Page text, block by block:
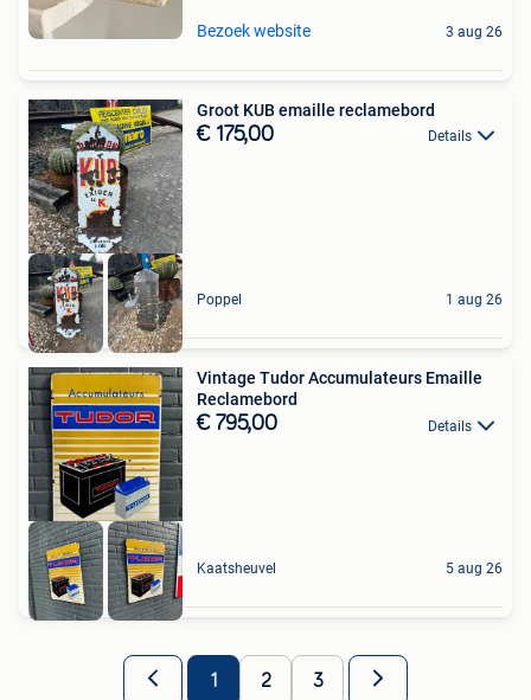
Bezoek website 3 aug 26
Groot KUB emaille reclamebord
€ 175,00 Details
Poppel 1 aug 26
Vintage Tudor Accumulateurs Emaille
Reclamebord
€ 795,00 Details
Kaatsheuvel 5 aug 26
1 2 3